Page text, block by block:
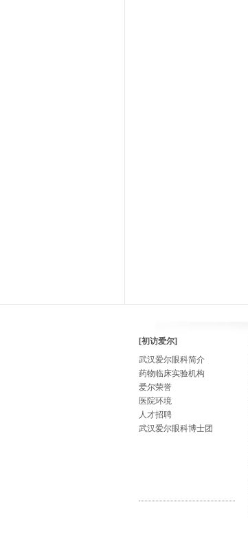
[初访爱尔]
武汉爱尔眼科简介
药物临床实验机构
爱尔荣誉
医院环境
人才招聘
武汉爱尔眼科博士团